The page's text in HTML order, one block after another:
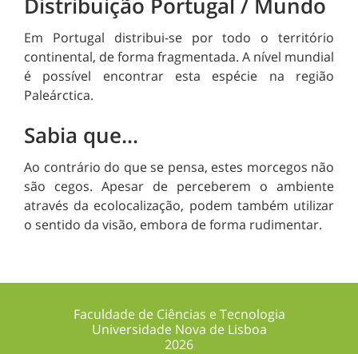
Em Portugal distribui-se por todo o território
continental, de forma fragmentada. A nível mundial
é possível encontrar esta espécie na região
Paleárctica.
Sabia que...
Ao contrário do que se pensa, estes morcegos não
são cegos. Apesar de perceberem o ambiente
através da ecolocalização, podem também utilizar
o sentido da visão, embora de forma rudimentar.
Faculdade de Ciências e Tecnologia
Universidade Nova de Lisboa
2026